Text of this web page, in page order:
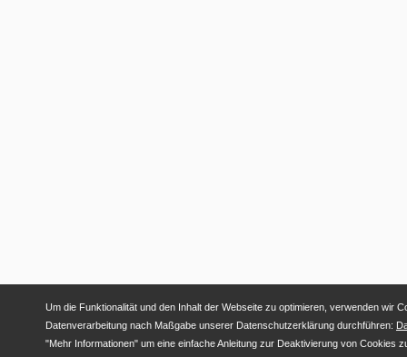
Um die Funktionalität und den Inhalt der Webseite zu optimieren, verwenden wir
Datenverarbeitung nach Maßgabe unserer Datenschutzerklärung durchführen:
"Mehr Informationen" um eine einfache Anleitung zur Deaktivierung von Cookies